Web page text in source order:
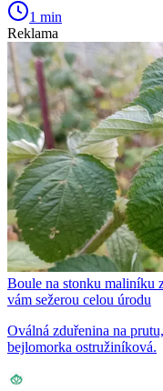
1 min
Reklama
Boule na stonku maliníku
vám sežerou celou úrodu
Oválná zduřenina na
bejlomorka ostružiníková.